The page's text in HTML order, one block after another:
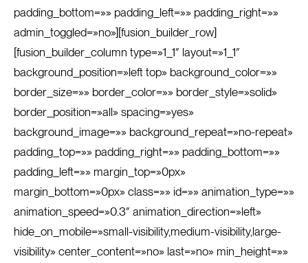
padding_bottom=»» padding_left=»» padding_right=»»
admin_toggled=»no»][fusion_builder_row]
[fusion_builder_column type=»1_1″ layout=»1_1″
background_position=»left top» background_color=»»
border_size=»» border_color=»» border_style=»solid»
border_position=»all» spacing=»yes»
background_image=»» background_repeat=»no-repeat»
padding_top=»» padding_right=»» padding_bottom=»»
padding_left=»» margin_top=»0px»
margin_bottom=»0px» class=»» id=»» animation_type=»»
animation_speed=»0.3″ animation_direction=»left»
hide_on_mobile=»small-visibility,medium-visibility,large-
visibility» center_content=»no» last=»no» min_height=»»